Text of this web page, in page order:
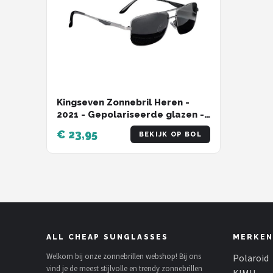
Kingseven Zonnebril Heren -
2021 - Gepolariseerde glazen -
Zwart - Grijs - Sunglasses
€ 23,95 BEKIJK OP BOL
ALL CHEAP SUNGLASSES
Welkom bij onze zonnebrillen webshop! Bij ons
vind je de meest stijlvolle en trendy zonnebrillen
MERKEN
Polaroid